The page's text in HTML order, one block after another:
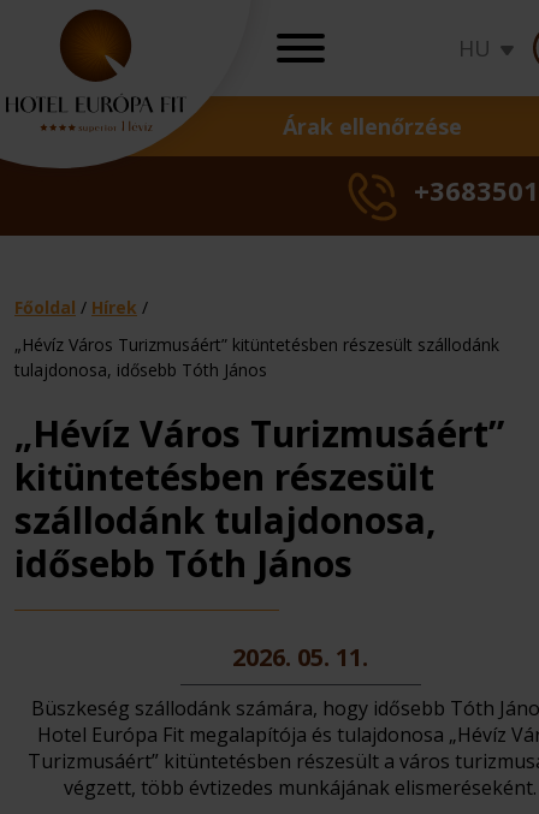
Árak ellenőrzése
HU
nyaralás
akció
nyaralás
ár
AJÁNLATOK
Akciók
Ünnepi ajánlatok
Árak
kezelések
Főoldal / Hírek /
„Hévíz Város Turizmusáért” kitüntetésben részesült szállodánk
tulajdonosa, idősebb Tóth János
„Hévíz Város Turizmusáért”
kitüntetésben részesült
szállodánk tulajdonosa,
idősebb Tóth János
2026. 05. 11.
Büszkeség szállodánk számára, hogy idősebb Tóth
Hotel Európa Fit megalapítója és tulajdonosa „Hévíz
Turizmusáért” kitüntetésben részesült a város
végzett, több évtizedes munkájának elismeréseként.